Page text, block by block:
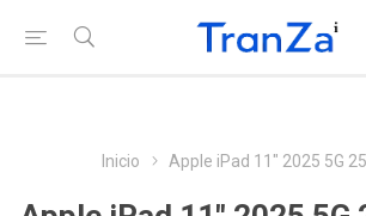
Inicio Apple iPad 11" 2025 5G